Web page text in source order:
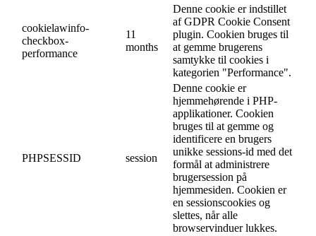
cookielawinfo-
checkbox-
performance
11
months
Denne cookie er indstillet
af GDPR Cookie Consent
plugin. Cookien bruges til
at gemme brugerens
samtykke til cookies i
kategorien "Performance".
PHPSESSID session
Denne cookie er
hjemmehørende i PHP-
applikationer. Cookien
bruges til at gemme og
identificere en brugers
unikke sessions-id med det
formål at administrere
brugersession på
hjemmesiden. Cookien er
en sessionscookies og
slettes, når alle
browservinduer lukkes.